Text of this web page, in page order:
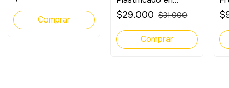
Caliente FreeShine |
A4 | 150 micrones
$29.000 $31.000